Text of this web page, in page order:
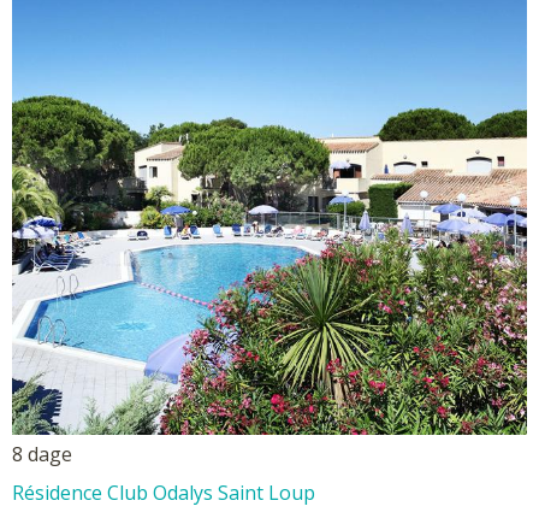
8 dage
Résidence Club Odalys Saint Loup